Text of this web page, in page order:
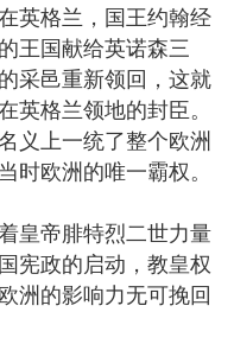
英格兰，国王约翰经
王国献给英诺森三
采邑重新领回，这就
英格兰领地的封臣。
义上一统了整个欧洲
时欧洲的唯一霸权。
帝腓特烈二世力量
宪政的启动，教皇权
洲的影响力无可挽回